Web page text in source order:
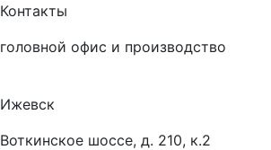
Контакты
головной офис и производство
Ижевск
Воткинское шоссе, д. 210, к.2